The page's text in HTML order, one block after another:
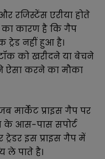
और रजिस्टेंस एरीया होते
कारण है कि गैप
ट्रेड नहीं हुआ है।
को खरीदने या बेचने
ने ऐसा करने का मौका
मार्केट प्राइस गैप पर
के आस-पास सपोर्ट
इस प्राइस गैप में
ले पाते है।